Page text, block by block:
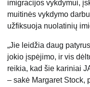
imigracijos vykdymui,
muitinės vykdymo
užfiksuoja nuolatinių
„Jie leidžia daug
jokio įspėjimo, ir vis
reikia, kad šie kariniai
– sakė Margaret Stock,